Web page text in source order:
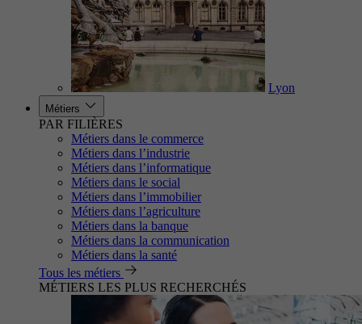
Lyon
Métiers
PAR FILIÈRES
Métiers dans le commerce
Métiers dans l’industrie
Métiers dans l’informatique
Métiers dans le social
Métiers dans l’immobilier
Métiers dans l’agriculture
Métiers dans la banque
Métiers dans la communication
Métiers dans la santé
Tous les métiers
MÉTIERS LES PLUS RECHERCHÉS